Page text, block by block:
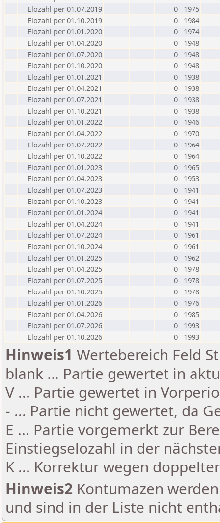
Elozahl per 01.07.2019
0
1975
Elozahl per 01.10.2019
0
1984
Elozahl per 01.01.2020
0
1974
Elozahl per 01.04.2020
0
1948
Elozahl per 01.07.2020
0
1948
Elozahl per 01.10.2020
0
1948
Elozahl per 01.01.2021
0
1938
Elozahl per 01.04.2021
0
1938
Elozahl per 01.07.2021
0
1938
Elozahl per 01.10.2021
0
1938
Elozahl per 01.01.2022
0
1946
Elozahl per 01.04.2022
0
1970
Elozahl per 01.07.2022
0
1964
Elozahl per 01.10.2022
0
1964
Elozahl per 01.01.2023
0
1965
Elozahl per 01.04.2023
0
1953
Elozahl per 01.07.2023
0
1941
Elozahl per 01.10.2023
0
1941
Elozahl per 01.01.2024
0
1941
Elozahl per 01.04.2024
0
1941
Elozahl per 01.07.2024
0
1961
Elozahl per 01.10.2024
0
1961
Elozahl per 01.01.2025
0
1962
Elozahl per 01.04.2025
0
1978
Elozahl per 01.07.2025
0
1978
Elozahl per 01.10.2025
0
1978
Elozahl per 01.01.2026
0
1976
Elozahl per 01.04.2026
0
1985
Elozahl per 01.07.2026
0
1993
Elozahl per 01.10.2026
0 1993
Hinweis1 Wertebereich Feld
blank ... Partie gewertet in
V ... Partie gewertet in
- ... Partie nicht gewertet, da
E ... Partie vorgemerkt zur
Einstiegselozahl in der
K ... Korrektur wegen
Hinweis2 Kontumazen
und sind in der Liste nicht